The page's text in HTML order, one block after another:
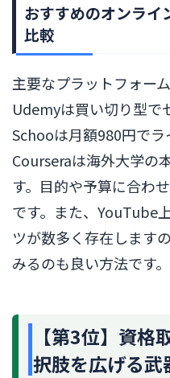
おすすめのオンライ
比較
主要なプラットフォー
Udemyは買い切り型で
Schooは月額980円でラ
Courseraは海外大学の
す。目的や予算に合わ
です。また、YouTube
ツが数多く存在します
みるのも良い方法です。
【第3位】資格
択肢を広げる武